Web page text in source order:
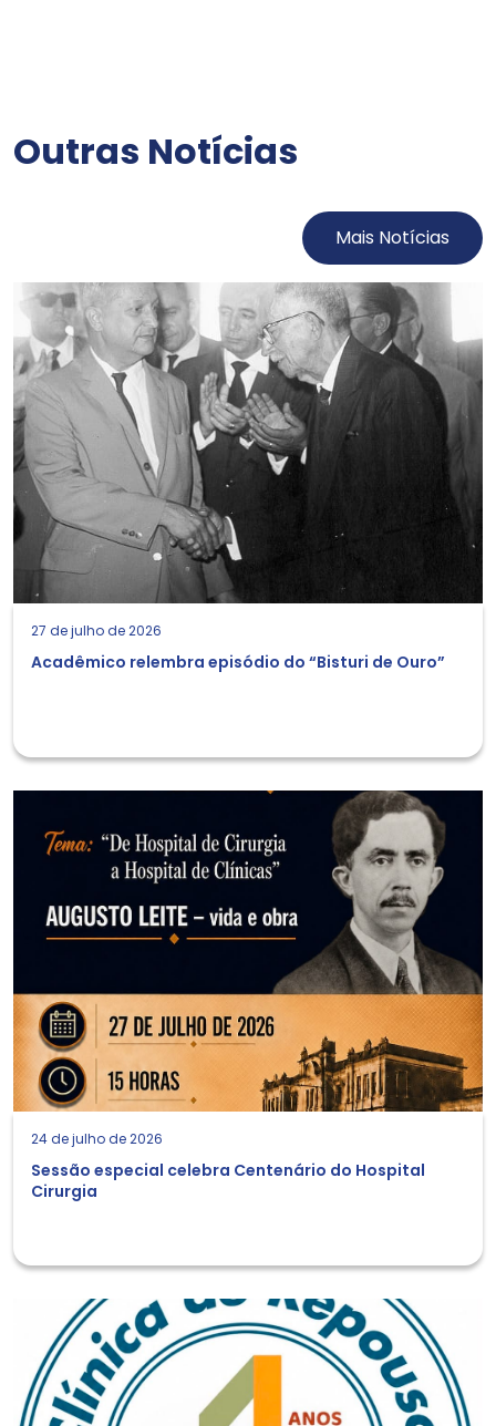
Outras Notícias
Mais Notícias
27 de julho de 2026
Acadêmico relembra episódio do “Bisturi de Ouro”
24 de julho de 2026
Sessão especial celebra Centenário do Hospital
Cirurgia